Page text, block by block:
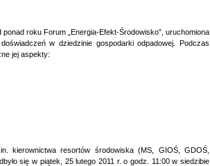
roku Forum „Energia-Efekt-Środowisko”, uruchomiona
w dziedzinie gospodarki odpadowej. Podczas
jej aspekty:
kierownictwa resortów środowiska (MS, GIOŚ, GDOŚ,
się w piątek, 25 lutego 2011 r. o godz. 11:00 w siedzibie